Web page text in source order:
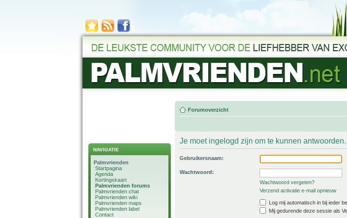
NAVIGATIE
Palmvrienden
Startpagina
Agenda
Kortingskaart
Palmvrienden forums
Palmvrienden chat
Palmvrienden wiki
Palmvrienden maps
Palmvrienden label
Contact
Forumoverzicht
Je moet ingelogd zijn om te kunnen antwoorden.
Gebruikersnaam:
Wachtwoord:
Wachtwoord vergeten?
Verzend activatie e-mail opnieuw
Log mij automatisch in bij ieder
Mij gedurende deze sessie als